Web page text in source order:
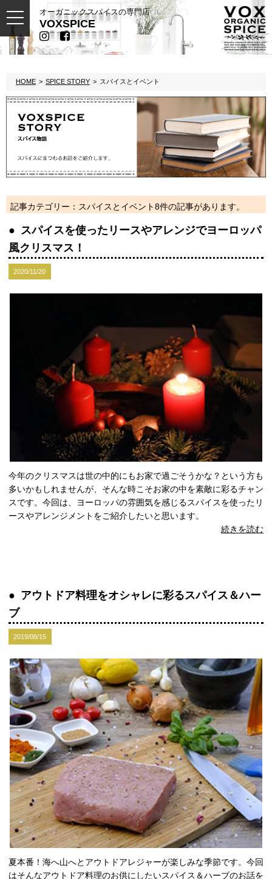
オーガニックスパイスの専門店
VOXSPICE
toggle
navigation
HOME SPICE STORY スパイスとイベント
記事カテゴリー：スパイスとイベント8件の記事があります。
スパイスを使ったリースやアレンジでヨーロッパ
風クリスマス！
2020/11/20
今年のクリスマスは世の中的にもお家で過ごそうかな？という方も
多いかもしれませんが、そんな時こそお家の中を素敵に彩るチャン
スです。今回は、ヨーロッパの雰囲気を感じるスパイスを使ったリ
ースやアレンジメントをご紹介したいと思います。
続きを読む
アウトドア料理をオシャレに彩るスパイス＆ハー
ブ
2019/08/15
夏本番！海へ山へとアウトドアレジャーが楽しみな季節です。今回
はそんなアウトドア料理のお供にしたいスパイス＆ハーブのお話を